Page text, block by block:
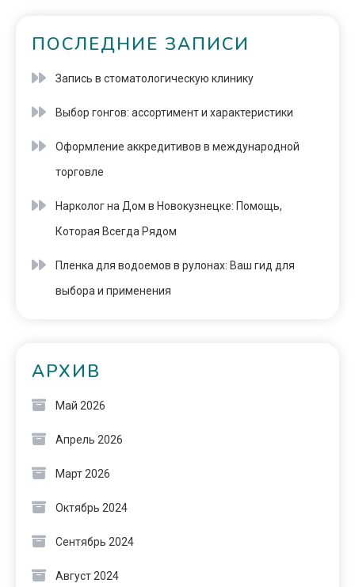
ПОСЛЕДНИЕ ЗАПИСИ
Запись в стоматологическую клинику
Выбор гонгов: ассортимент и характеристики
Оформление аккредитивов в международной
торговле
Нарколог на Дом в Новокузнецке: Помощь,
Которая Всегда Рядом
Пленка для водоемов в рулонах: Ваш гид для
выбора и применения
АРХИВ
Май 2026
Апрель 2026
Март 2026
Октябрь 2024
Сентябрь 2024
Август 2024